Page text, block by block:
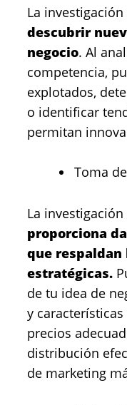
La
descubrir
negocio. Al
competencia,
explotados,
o identificar
permitan
Toma
La
proporciona
que respaldan
estratégicas.
de tu idea de
y
precios
distribución
de marketing